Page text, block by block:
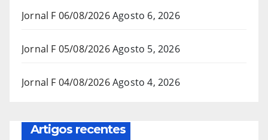
Jornal F 06/08/2026Agosto 6, 2026
Jornal F 05/08/2026Agosto 5, 2026
Jornal F 04/08/2026Agosto 4, 2026
Artigos recentes